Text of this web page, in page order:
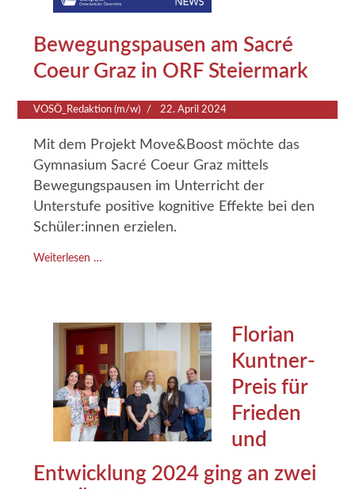
Bewegungspausen am Sacré
Coeur Graz in ORF Steiermark
VOSÖ_Redaktion (m/w) 22. April 2024
Mit dem Projekt Move&Boost möchte das
Gymnasium Sacré Coeur Graz mittels
Bewegungspausen im Unterricht der
Unterstufe positive kognitive Effekte bei den
Schüler:innen erzielen.
Weiterlesen …
Florian
Kuntner-
Preis für
Frieden
und
Entwicklung 2024 ging an zwei